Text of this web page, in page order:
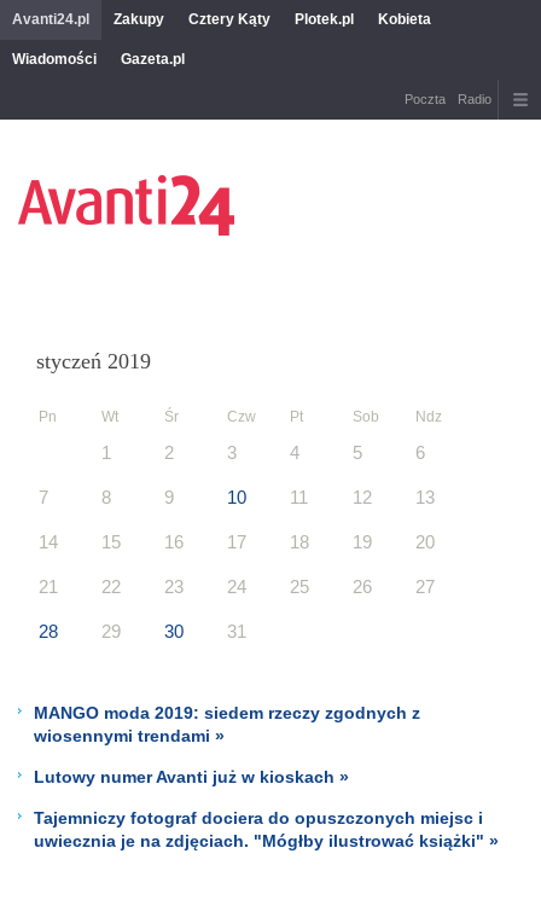
Avanti24.pl Zakupy Cztery Kąty Plotek.pl Kobieta
Wiadomości Gazeta.pl
Poczta Radio
styczeń 2019
Pn Wt Śr Czw Pt Sob Ndz
1 2 3 4 5 6
7 8 9 10 11 12 13
14 15 16 17 18 19 20
21 22 23 24 25 26 27
28 29 30 31
MANGO moda 2019: siedem rzeczy zgodnych z
wiosennymi trendami »
Lutowy numer Avanti już w kioskach »
Tajemniczy fotograf dociera do opuszczonych miejsc i
uwiecznia je na zdjęciach. "Mógłby ilustrować książki" »